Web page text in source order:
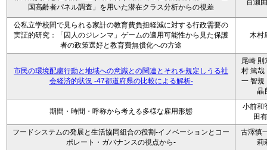
国高齢者パネル調査」を用いた潜在クラス分析からの視差
百瀬
公私立学校間で見られる家計の教育費負担軽減に対する行政需要の
実証的研究：「囚人のジレンマ」ゲームの適用可能性から見た保護
者の政策選好と教育費無償化への方途
木村
市民の環境配慮行動と地域への意識との関連とそれを規定しうる社
会経済的状況 -47都道府県の比較による解析-
尾崎 則
村 篤哉
一 智規
晶
期間・時間・呼称から考える多様な雇用形態
小前和
田
フードシステムの発展と生活協同組合の役割-イノベーションとコー
ポレート・ガバナンスの視点から-
古澤慎
莉